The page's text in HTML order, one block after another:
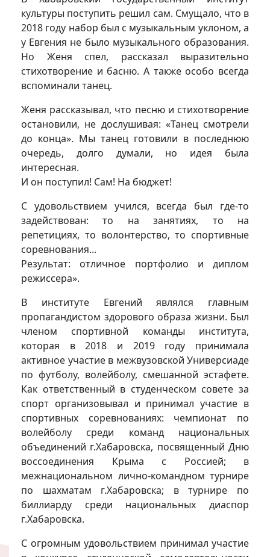
культуры поступить решил сам. Смущало, что в
2018 году набор был с музыкальным уклоном, а
у Евгения не было музыкального образования.
Но Женя спел, рассказал выразительно
стихотворение и басню. А также особо всегда
вспоминали танец.
Женя рассказывал, что песню и стихотворение
остановили, не дослушивая: «Танец смотрели
до конца». Мы танец готовили в последнюю
очередь, долго думали, но идея была
интересная.
И он поступил! Сам! На бюджет!
С удовольствием учился, всегда был где-то
задействован: то на занятиях, то на
репетициях, то волонтерство, то спортивные
соревнования...
Результат: отличное портфолио и диплом
режиссера».
В институте Евгений являлся главным
пропагандистом здорового образа жизни. Был
членом спортивной команды института,
которая в 2018 и 2019 году принимала
активное участие в межвузовской Универсиаде
по футболу, волейболу, смешанной эстафете.
Как ответственный в студенческом совете за
спорт организовывал и принимал участие в
спортивных соревнованиях: чемпионат по
волейболу среди команд национальных
объединений г.Хабаровска, посвященный Дню
воссоединения Крыма с Россией; в
межнациональном лично-командном турнире
по шахматам г.Хабаровска; в турнире по
биллиарду среди национальных диаспор
г.Хабаровска.
С огромным удовольствием принимал участие